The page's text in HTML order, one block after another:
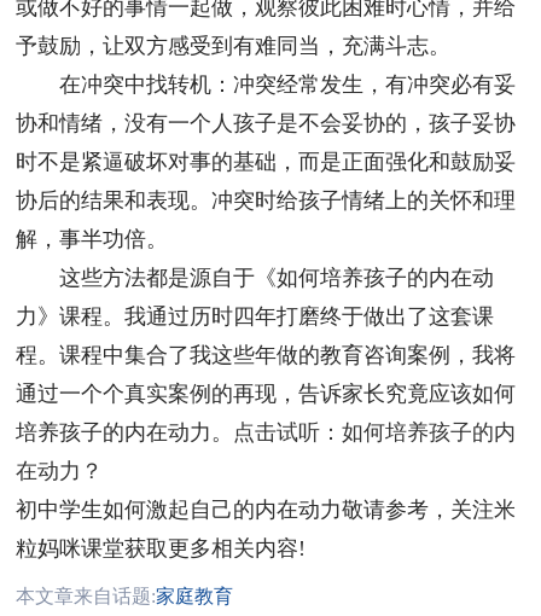
或做不好的事情一起做，观察彼此困难时心情，并给
予鼓励，让双方感受到有难同当，充满斗志。
在冲突中找转机：冲突经常发生，有冲突必有妥
协和情绪，没有一个人孩子是不会妥协的，孩子妥协
时不是紧逼破坏对事的基础，而是正面强化和鼓励妥
协后的结果和表现。冲突时给孩子情绪上的关怀和理
解，事半功倍。
这些方法都是源自于《如何培养孩子的内在动
力》课程。我通过历时四年打磨终于做出了这套课
程。课程中集合了我这些年做的教育咨询案例，我将
通过一个个真实案例的再现，告诉家长究竟应该如何
培养孩子的内在动力。 点击试听：如何培养孩子的内
在动力？
初中学生如何激起自己的内在动力敬请参考，关注米
粒妈咪课堂获取更多相关内容!
本文章来自话题:家庭教育